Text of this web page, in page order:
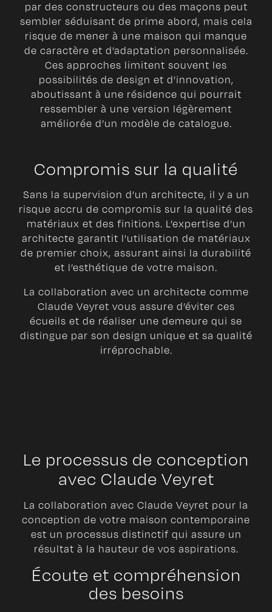
par des constructeurs ou des maçons peut
sembler séduisant de prime abord, mais cela
risque de mener à une maison qui manque
de caractère et d’adaptation personnalisée.
Ces approches limitent souvent les
possibilités de design et d’innovation,
aboutissant à une résidence qui pourrait
ressembler à une version légèrement
améliorée d’un modèle de catalogue.
Compromis sur la qualité
Sans la supervision d’un architecte, il y a un
risque accru de compromis sur la qualité des
matériaux et des finitions. L’expertise d’un
architecte garantit l’utilisation de matériaux
de premier choix, assurant ainsi la durabilité
et l’esthétique de votre maison.
La collaboration avec un architecte comme
Claude Veyret vous assure d’éviter ces
écueils et de réaliser une demeure qui se
distingue par son design unique et sa qualité
irréprochable.
Le processus de conception
avec Claude Veyret
La collaboration avec Claude Veyret pour la
conception de votre maison contemporaine
est un processus distinctif qui assure un
résultat à la hauteur de vos aspirations.
Écoute et compréhension
des besoins